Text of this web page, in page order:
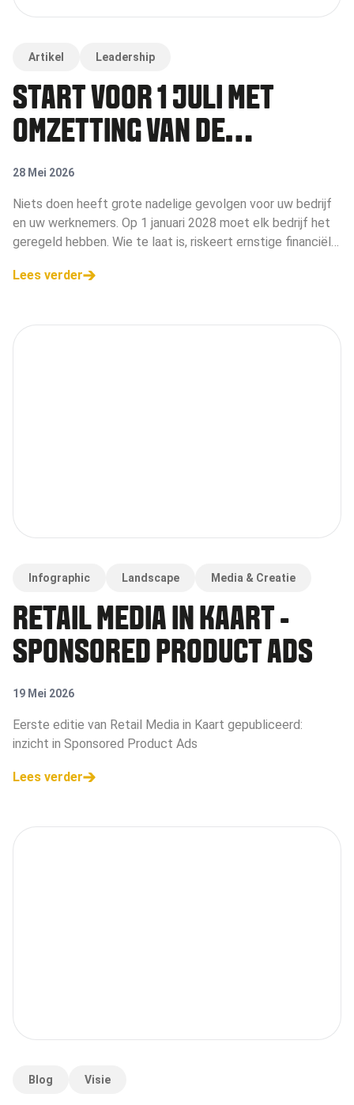
Artikel Leadership
START VÓÓR 1 JULI MET
OMZETTING VAN DE
PENSIOENREGELING
28 Mei 2026
Niets doen heeft grote nadelige gevolgen voor uw bedrijf
en uw werknemers. Op 1 januari 2028 moet elk bedrijf het
geregeld hebben. Wie te laat is, riskeert ernstige financiële
Lees verder
Infographic Landscape Media & Creatie
RETAIL MEDIA IN KAART -
SPONSORED PRODUCT ADS
19 Mei 2026
Eerste editie van Retail Media in Kaart gepubliceerd:
inzicht in Sponsored Product Ads
Lees verder
Blog Visie